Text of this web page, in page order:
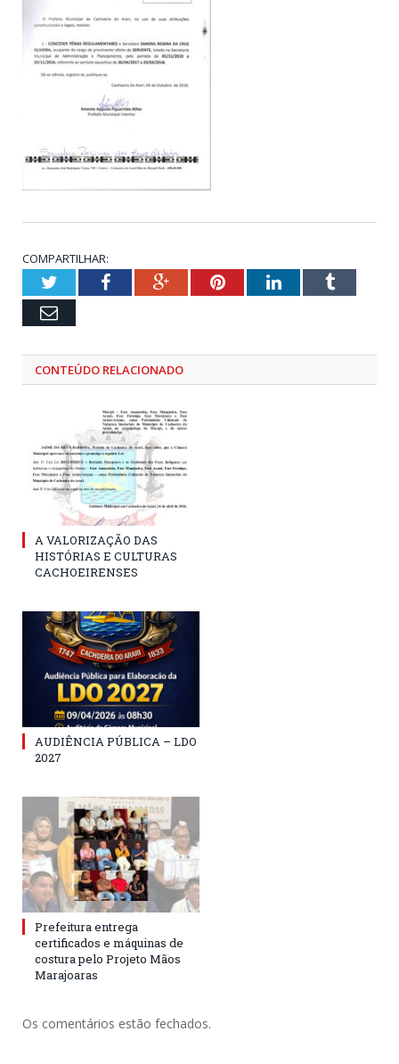
COMPARTILHAR:
TwitterFacebookGoogle+PinterestLinkedInTumblr
Email
CONTEÚDO RELACIONADO
A VALORIZAÇÃO DAS
HISTÓRIAS E CULTURAS
CACHOEIRENSES
AUDIÊNCIA PÚBLICA – LDO
2027
Prefeitura entrega
certificados e máquinas de
costura pelo Projeto Mãos
Marajoaras
Os comentários estão fechados.